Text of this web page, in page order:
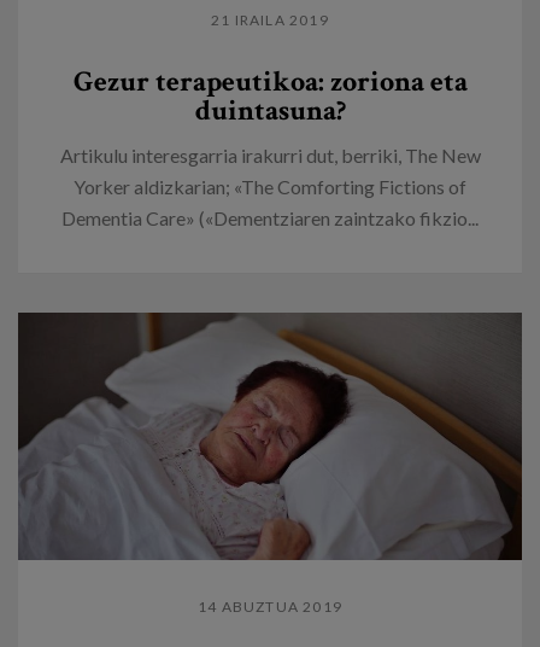
21 IRAILA 2019
Gezur terapeutikoa: zoriona eta
duintasuna?
Artikulu interesgarria irakurri dut, berriki, The New
Yorker aldizkarian; «The Comforting Fictions of
Dementia Care» («Dementziaren zaintzako fikzio...
14 ABUZTUA 2019